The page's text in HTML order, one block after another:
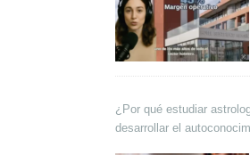
¿Por qué estudiar
desarrollar el